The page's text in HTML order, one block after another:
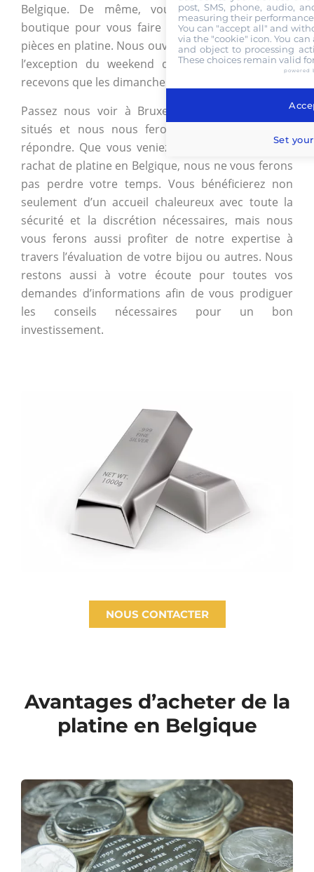
Belgique. De même, vous pouvez passer en
boutique pour vous faire racheter vos lingots et
pièces en platine. Nous ouvrons toute la semaine à
l’exception du weekend durant lequel nous ne
recevons que les dimanches et sur rendez-vous.
Passez nous voir à Bruxelles où nous sommes
situés et nous nous ferons un plaisir de vous
répondre. Que vous veniez pour un achat ou un
rachat de platine en Belgique, nous ne vous ferons
pas perdre votre temps. Vous bénéficierez non
seulement d’un accueil chaleureux avec toute la
sécurité et la discrétion nécessaires, mais nous
vous ferons aussi profiter de notre expertise à
travers l’évaluation de votre bijou ou autres. Nous
restons aussi à votre écoute pour toutes vos
demandes d’informations afin de vous prodiguer
les conseils nécessaires pour un bon
investissement.
NOUS CONTACTER
Avantages d’acheter de la
platine en Belgique
post, SMS, phone, audio,
measuring their
You can "accept all" and
via the "cookie" icon. You
and object to processing
These choices remain valid
powered
Set